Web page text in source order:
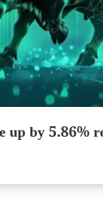
up by 5.86%